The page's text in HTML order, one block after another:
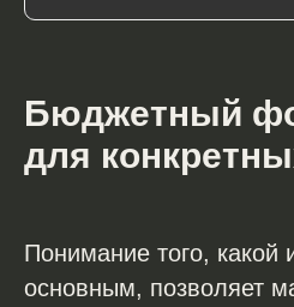
Бюджетный
для
Понимание того, какой
основным, позволяет